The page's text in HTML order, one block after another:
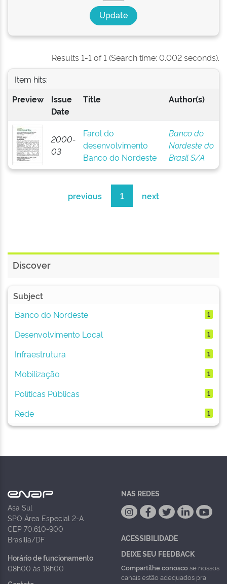
Results 1-1 of 1 (Search time: 0.002 seconds).
Item hits:
Preview
Issue
Date
Title Author(s)
2000-
03
Farol do
desenvolvimento
Banco do Nordeste
Banco do
Nordeste do
Brasil S/A
previous 1 next
Discover
Subject
Banco do Nordeste
1
Desenvolvimento Local 1
Infraestrutura 1
Mobilização 1
Políticas Públicas 1
Rede 1
Asa Sul
SPO Área Especial 2-A
CEP 70.610-900
Brasília/DF
Horário de funcionamento
08h00 às 18h00
NAS REDES
ACESSIBILIDADE
DEIXE SEU FEEDBACK
Compartilhe conoscose nossos
canais estão adequados pra